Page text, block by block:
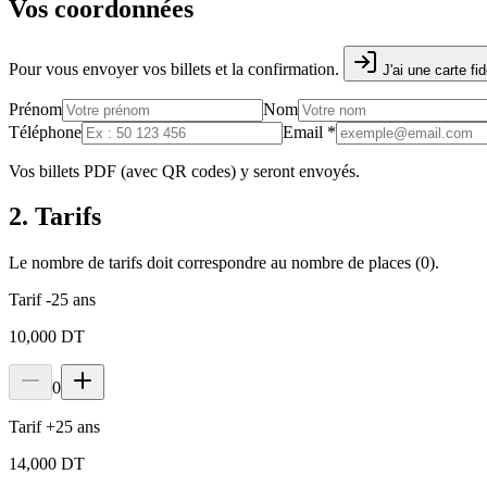
Vos coordonnées
Pour vous envoyer vos billets et la confirmation. J'ai une carte
Prénom
Nom
Téléphone
Email *
Vos billets PDF (avec QR codes) y seront envoyés.
2. Tarifs
Le nombre de tarifs doit correspondre au nombre de places (0).
Tarif -25 ans
10,000 DT
0
Tarif +25 ans
14,000 DT